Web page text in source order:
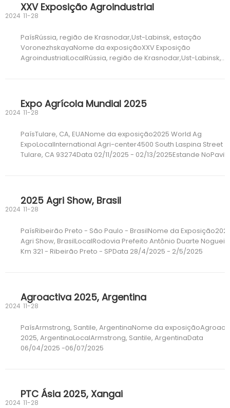
XXV Exposição Agroindustrial
PaísRússia, região de Krasnodar,Ust-Labinsk, estação
VoronezhskayaNome da exposiçãoXXV Exposição
AgroindustrialLocalRússia, região de Krasnodar,Ust-Labinsk,
2024 11-28
Expo Agrícola Mundial 2025
PaísTulare, CA, EUANome da exposição2025 World Ag
ExpoLocalInternational Agri-center4500 South Laspina Street
Tulare, CA 93274Data 02/11/2025 - 02/13/2025Estande
2024 11-28
2025 Agri Show, Brasil
PaísRibeirão Preto - São Paulo - BrasilNome da
Agri Show, BrasilLocalRodovia Prefeito Antônio Duarte
Km 321 - Ribeirão Preto - SPData 28/4/2025 - 2/5/2025
2024 11-28
Agroactiva 2025, Argentina
PaísArmstrong, Santile, ArgentinaNome da
2025, ArgentinaLocalArmstrong, Santile, ArgentinaData
06/04/2025 -06/07/2025
2024 11-28
PTC Ásia 2025, Xangai
2024 11-28